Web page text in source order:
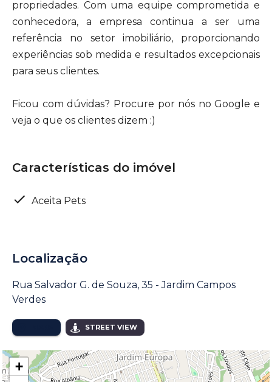
propriedades. Com uma equipe comprometida e
conhecedora, a empresa continua a ser uma
referência no setor imobiliário, proporcionando
experiências sob medida e resultados excepcionais
para seus clientes.
Ficou com dúvidas? Procure por nós no Google e
veja o que os clientes dizem :)
Características do imóvel
Aceita Pets
Localização
Rua Salvador G. de Souza, 35 - Jardim Campos
Verdes
STREET VIEW
+